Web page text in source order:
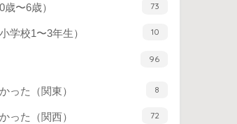
〜6歳） 73
学校1〜3年生） 10
96
った（関東） 8
った（関西） 72